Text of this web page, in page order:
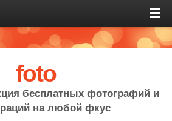
foto
бесплатных фотографий и
на любой фкус